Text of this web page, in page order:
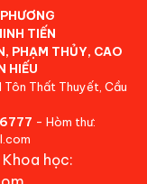
TIẾN
PHẠM THỦY, CAO
HIẾU
Tôn Thất Thuyết, Cầu
- Hòm thư:
học: